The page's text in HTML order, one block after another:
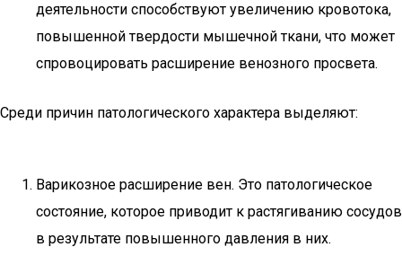
деятельности способствуют увеличению кровотока,
повышенной твердости мышечной ткани, что может
спровоцировать расширение венозного просвета.
Среди причин патологического характера выделяют:
Варикозное расширение вен. Это патологическое
состояние, которое приводит к растягиванию сосудов
в результате повышенного давления в них.